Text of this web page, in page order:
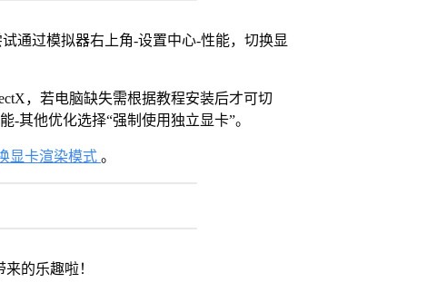
通过模拟器右上角-设置中心-性能，切换显
，若电脑缺失需根据教程安装后才可切
其他优化选择“强制使用独立显卡”。
显卡渲染模式 。
的乐趣啦！